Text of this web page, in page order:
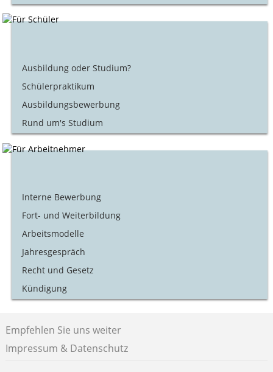
Ausbildung oder Studium?
Schülerpraktikum
Ausbildungsbewerbung
Rund um's Studium
Interne Bewerbung
Fort- und Weiterbildung
Arbeitsmodelle
Jahresgespräch
Recht und Gesetz
Kündigung
Empfehlen Sie uns weiter
Impressum & Datenschutz